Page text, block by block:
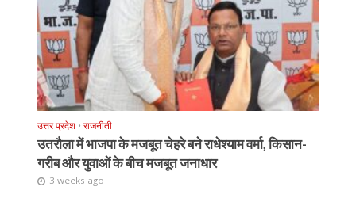
उत्तर प्रदेश • राजनीती
उतरौला में भाजपा के मजबूत चेहरे बने राधेश्याम वर्मा, किसान-
गरीब और युवाओं के बीच मजबूत जनाधार
3 weeks ago